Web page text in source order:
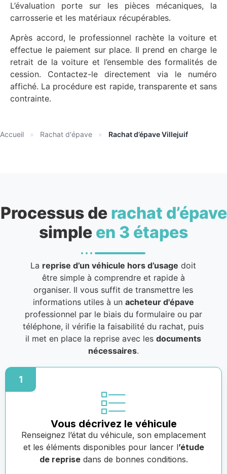
L’évaluation porte sur les pièces mécaniques, la
carrosserie et les matériaux récupérables.
Après accord, le professionnel rachète la voiture et
effectue le paiement sur place. Il prend en charge le
retrait de la voiture et l’ensemble des formalités de
cession. Contactez-le directement via le numéro
affiché. La procédure est rapide, transparente et sans
contrainte.
Accueil » Rachat d'épave » Rachat d’épave Villejuif
Processus de rachat d’épave
simple en 3 étapes
La reprise d’un véhicule hors d’usage doit
être simple à comprendre et rapide à
organiser. Il vous suffit de transmettre les
informations utiles à un acheteur d'épave
professionnel par le biais du formulaire ou par
téléphone, il vérifie la faisabilité du rachat, puis
il met en place la reprise avec lesdocuments
nécessaires.
1
Vous décrivez le véhicule
Renseignez l’état du véhicule, son emplacement
et les éléments disponibles pour lancer l’étude
de reprisedans de bonnes conditions.